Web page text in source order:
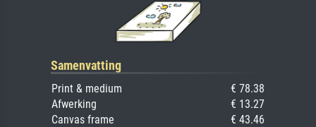
Samenvatting
Print & medium
€ 78.38
Afwerking
€ 13.27
Canvas frame
€ 43.46